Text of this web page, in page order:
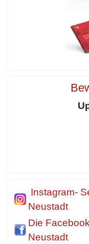
Instagram-
Neustadt
Die
Neustadt